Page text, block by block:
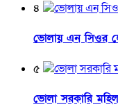
৪
ভোলায় এন সিওর
৫
ভোলা সরকারি